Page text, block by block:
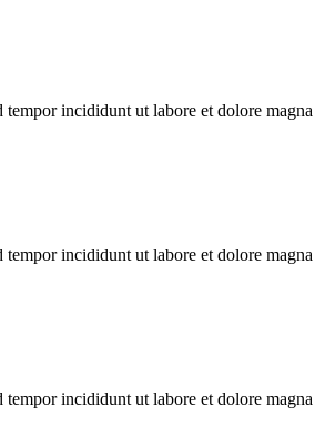
incididunt ut labore et dolore
incididunt ut labore et dolore
incididunt ut labore et dolore